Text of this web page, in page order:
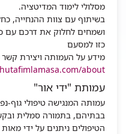
מסלולי לימוד המדיטציה.
בשיתוף עם צוות ההנחייה,
ושמחים לחלוק את דרכם עם
כזו למסעם
מידע על העמותה ויצירת קשר
about
עמותת "ידי אור"
עמותה המנגישה טיפולי גוף-
בבתיהם, בתמורה סמלית
הטיפולים ניתנים על ידי